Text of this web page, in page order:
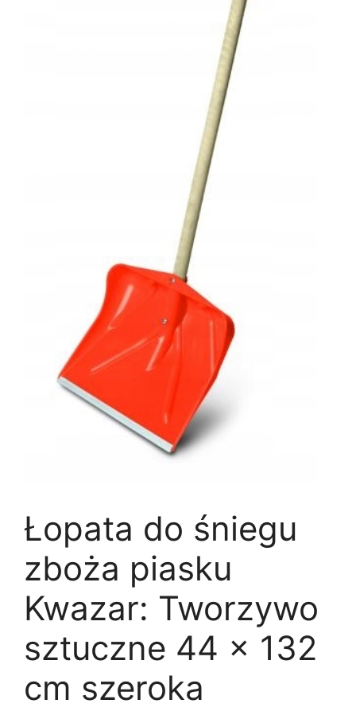
Łopata do śniegu
zboża piasku
Kwazar: Tworzywo
sztuczne 44 x 132
cm szeroka